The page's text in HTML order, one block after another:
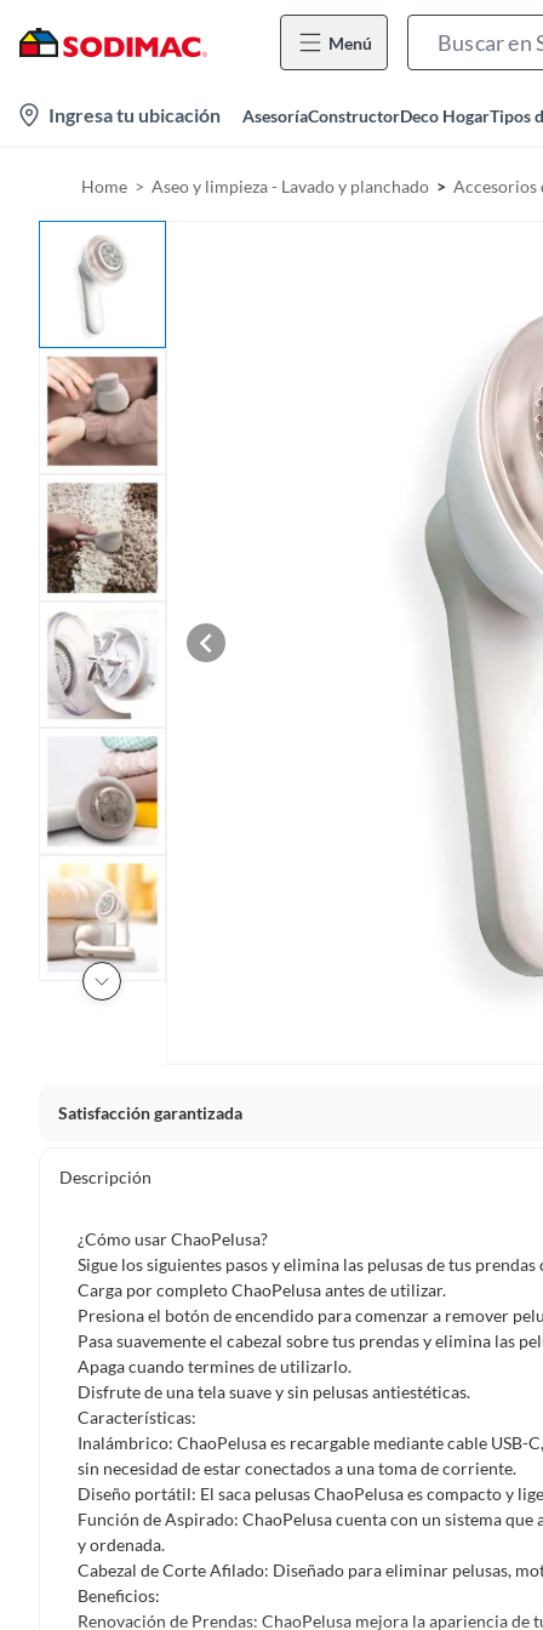
Menú
Ingresa tu ubicación AsesoríaConstructorDeco HogarTipos
Home Aseo y limpieza - Lavado y planchado Accesorios
Satisfacción garantizada
Debe estar en perfecto estado, con todas sus etiquetas,
Productos que, por su naturaleza, no puedan ser devueltos,
Confeccionados a la medida.
De uso personal.
En sodimac.cl te damos 30 días desde que recibes el
etiquetas y sin uso, tal como te lo entregamos.
Productos a pedido o confeccionados a medida.
Productos que han sido informados como
remanufacturados o con alguna deficiencia, que sean
Alimentos, bebidas, medicamentos, suplementos
Pinturas de un color a solicitud.
Descripción
¿Cómo usar ChaoPelusa?
Sigue los siguientes pasos y elimina las pelusas de tus prendas
Carga por completo ChaoPelusa antes de utilizar.
Presiona el botón de encendido para comenzar a remover
Pasa suavemente el cabezal sobre tus prendas y elimina las
Apaga cuando termines de utilizarlo.
Disfrute de una tela suave y sin pelusas antiestéticas.
Características:
Inalámbrico: ChaoPelusa es recargable mediante cable
sin necesidad de estar conectados a una toma de corriente.
Diseño portátil: El saca pelusas ChaoPelusa es compacto y
Función de Aspirado: ChaoPelusa cuenta con un sistema
y ordenada.
Cabezal de Corte Afilado: Diseñado para eliminar pelusas,
Beneficios:
Renovación de Prendas: ChaoPelusa mejora la apariencia de